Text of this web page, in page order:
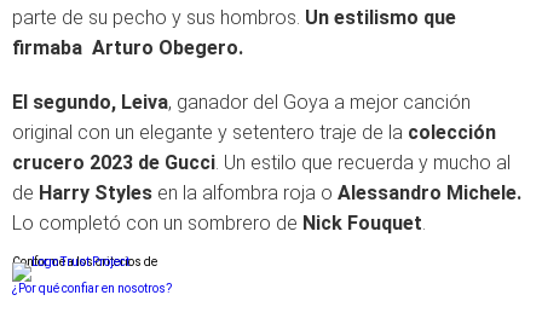
parte de su pecho y sus hombros. Un estilismo que
firmaba Arturo Obegero.
El segundo, Leiva, ganador del Goya a mejor canción
original con un elegante y setentero traje de la colección
crucero 2023 de Gucci. Un estilo que recuerda y mucho al
de Harry Styles en la alfombra roja o Alessandro Michele.
Lo completó con un sombrero de Nick Fouquet.
Conforme a los criterios de
¿Por qué confiar en nosotros?